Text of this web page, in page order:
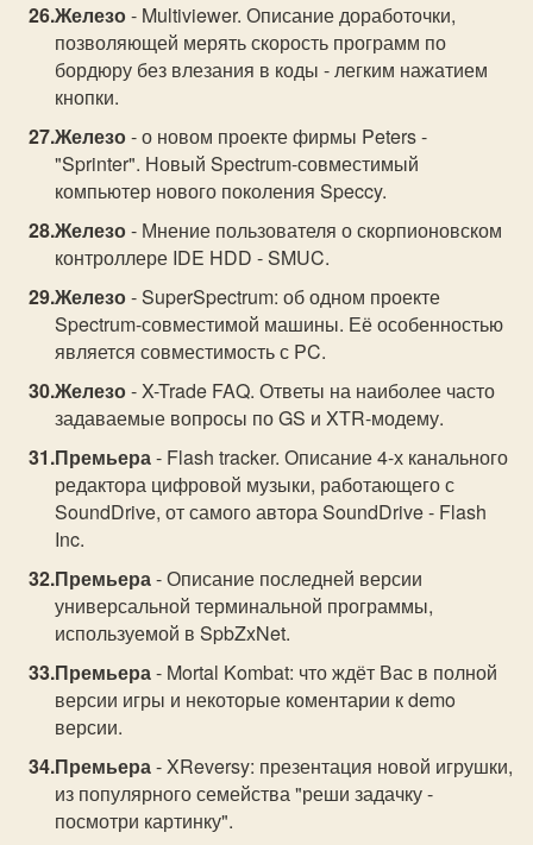
Железо- Multiviewer. Описание доработочки,
позволяющей мерять скорость программ по
бордюру без влезания в коды - легким нажатием
кнопки.
Железо- о новом проекте фирмы Peters -
"Sprinter". Новый Spectrum-совместимый
компьютер нового поколения Speccy.
Железо- Мнение пользователя о скорпионовском
контроллере IDE HDD - SMUC.
Железо- SuperSpectrum: об одном проекте
Spectrum-совместимой машины. Её особенностью
является совместимость с PC.
Железо- X-Trade FAQ. Ответы на наиболее часто
задаваемые вопросы по GS и XTR-модему.
Премьера- Flash tracker. Описание 4-х канального
редактора цифровой музыки, работающего с
SoundDrive, от самого автора SoundDrive - Flash
Inc.
Премьера- Описание последней версии
универсальной терминальной программы,
используемой в SpbZxNet.
Премьера- Mortal Kombat: что ждёт Вас в полной
версии игры и некоторые коментарии к demo
версии.
Премьера- XReversy: презентация новой игрушки,
из популярного семейства "реши задачку -
посмотри картинку".